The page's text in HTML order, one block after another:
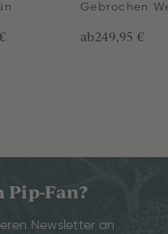
Gebrochen
ab249,95 €
Pip-Fan?
Newsletter an